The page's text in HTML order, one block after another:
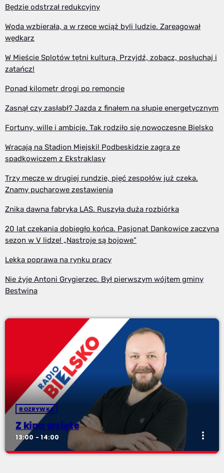
Będzie odstrzał redukcyjny
Woda wzbierała, a w rzece wciąż byli ludzie. Zareagował
wędkarz
W Mieście Splotów tętni kulturą. Przyjdź, zobacz, posłuchaj i
zatańcz!
Ponad kilometr drogi po remoncie
Zasnął czy zasłabł? Jazda z finałem na słupie energetycznym
Fortuny, wille i ambicje. Tak rodziło się nowoczesne Bielsko
Wracają na Stadion Miejski! Podbeskidzie zagra ze
spadkowiczem z Ekstraklasy
Trzy mecze w drugiej rundzie, pięć zespołów już czeka.
Znamy pucharowe zestawienia
Znika dawna fabryka LAS. Ruszyła duża rozbiórka
20 lat czekania dobiegło końca. Pasjonat Dankowice zaczyna
sezon w V lidze! „Nastroje są bojowe”
Lekka poprawa na rynku pracy
Nie żyje Antoni Grygierzec. Był pierwszym wójtem gminy
Bestwina
ROZRYWKA
Z kina wzięte
13:00 - 14:00 more_vert